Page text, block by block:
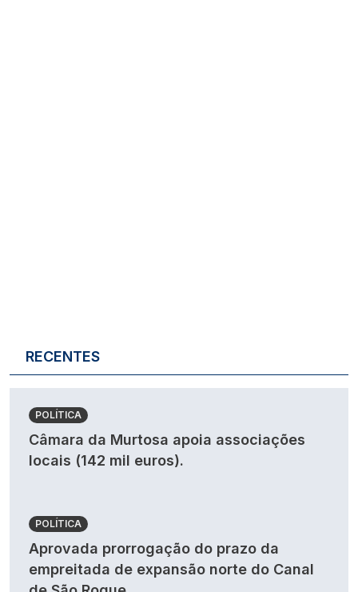
RECENTES
POLÍTICA
Câmara da Murtosa apoia associações
locais (142 mil euros).
POLÍTICA
Aprovada prorrogação do prazo da
empreitada de expansão norte do Canal